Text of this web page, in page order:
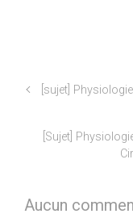
[sujet]
[Sujet]
Aucun